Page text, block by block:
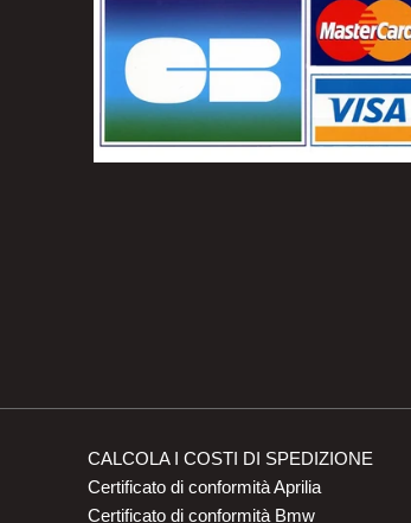
CALCOLA I COSTI DI SPEDIZIONE
Certificato di conformità Aprilia
Certificato di conformità Bmw